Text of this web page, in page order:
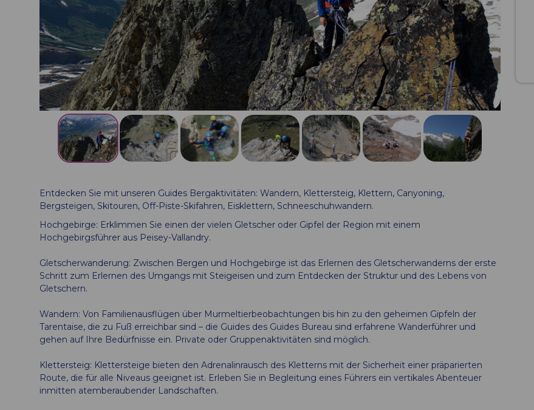
Entdecken Sie mit unseren Guides Bergaktivitäten: Wandern, Klettersteig, Klettern, Canyoning,
Bergsteigen, Skitouren, Off-Piste-Skifahren, Eisklettern, Schneeschuhwandern.
Hochgebirge: Erklimmen Sie einen der vielen Gletscher oder Gipfel der Region mit einem
Hochgebirgsführer aus Peisey-Vallandry.
Gletscherwanderung: Zwischen Bergen und Hochgebirge ist das Erlernen des Gletscherwanderns der erste
Schritt zum Erlernen des Umgangs mit Steigeisen und zum Entdecken der Struktur und des Lebens von
Gletschern.
Wandern: Von Familienausflügen über Murmeltierbeobachtungen bis hin zu den geheimen Gipfeln der
Tarentaise, die zu Fuß erreichbar sind – die Guides des Guides Bureau sind erfahrene Wanderführer und
gehen auf Ihre Bedürfnisse ein. Private oder Gruppenaktivitäten sind möglich.
Klettersteig: Klettersteige bieten den Adrenalinrausch des Kletterns mit der Sicherheit einer präparierten
Route, die für alle Niveaus geeignet ist. Erleben Sie in Begleitung eines Führers ein vertikales Abenteuer
inmitten atemberaubender Landschaften.